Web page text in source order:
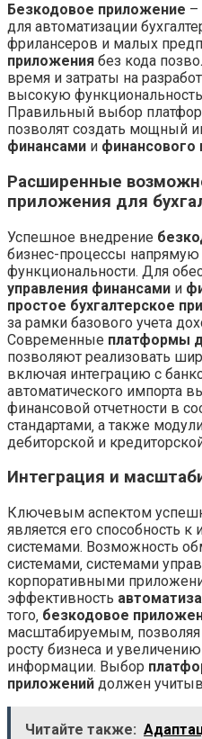
Безкодовое приложение –
для автоматизации
фрилансеров и малых
приложения без кода
время и затраты на
высокую
Правильный выбор
позволят создать мощный
финансами и
Расширенные
приложения для
Успешное внедрение
бизнес-процессы напрямую
функциональности. Для
управления финансами и
простое бухгалтерское
за рамки базового учета
Современные платформы
позволяют реализовать
включая интеграцию с
автоматического импорта
финансовой отчетности в
стандартами‚ а также
дебиторской и
Интеграция и
Ключевым аспектом
является его способность к
системами. Возможность
системами‚ системами
корпоративными
эффективность
того‚ безкодовое
масштабируемым‚ позволяя
росту бизнеса и
информации. Выбор
приложений должен
Читайте также: